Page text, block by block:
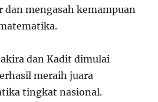
dan mengasah kemampuan
dan Kadit dimulai
meraih juara
tingkat nasional.